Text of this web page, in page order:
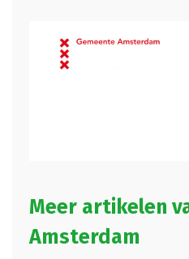
Meer artikelen
Amsterdam